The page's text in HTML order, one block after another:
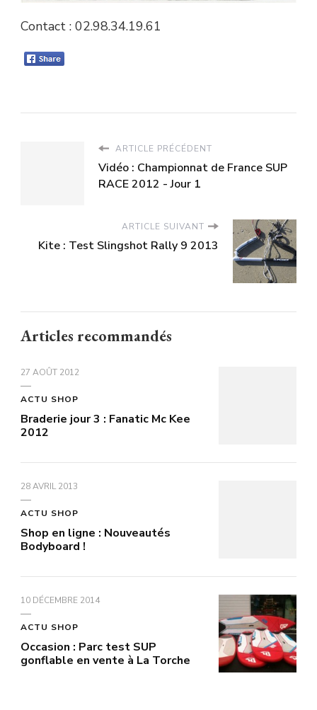
Contact : 02.98.34.19.61
ARTICLE PRÉCÉDENT
Vidéo : Championnat de France SUP
RACE 2012 - Jour 1
ARTICLE SUIVANT
Kite : Test Slingshot Rally 9 2013
Articles recommandés
27 AOÛT 2012
ACTU SHOP
Braderie jour 3 : Fanatic Mc Kee
2012
28 AVRIL 2013
ACTU SHOP
Shop en ligne : Nouveautés
Bodyboard !
10 DÉCEMBRE 2014
ACTU SHOP
Occasion : Parc test SUP
gonflable en vente à La Torche